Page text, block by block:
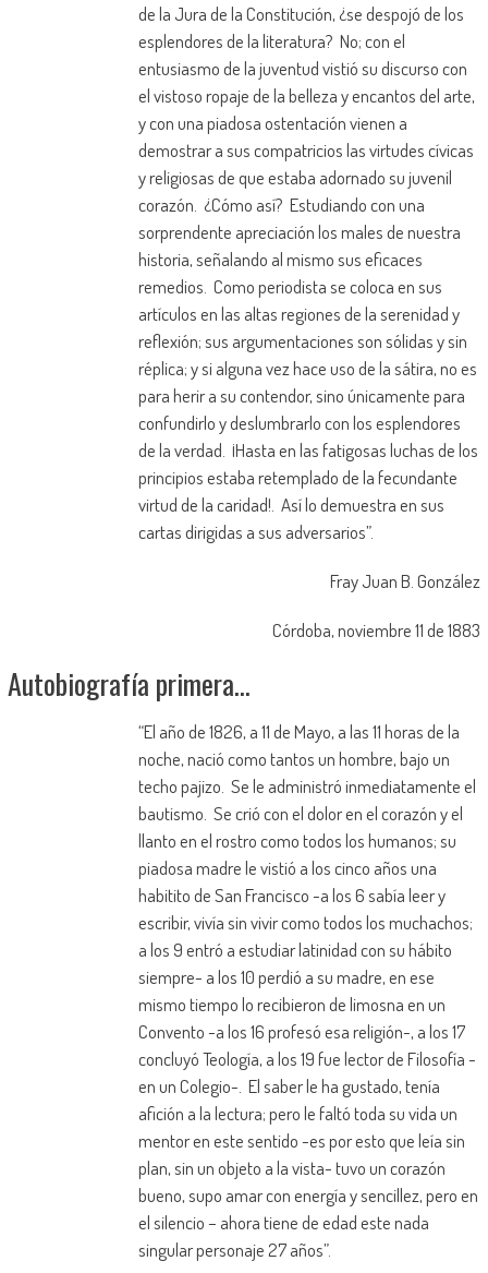
de la Jura de la Constitución, ¿se despojó de los
esplendores de la literatura? No; con el
entusiasmo de la juventud vistió su discurso con
el vistoso ropaje de la belleza y encantos del arte,
y con una piadosa ostentación vienen a
demostrar a sus compatricios las virtudes cívicas
y religiosas de que estaba adornado su juvenil
corazón. ¿Cómo así? Estudiando con una
sorprendente apreciación los males de nuestra
historia, señalando al mismo sus eficaces
remedios. Como periodista se coloca en sus
artículos en las altas regiones de la serenidad y
reflexión; sus argumentaciones son sólidas y sin
réplica; y si alguna vez hace uso de la sátira, no es
para herir a su contendor, sino únicamente para
confundirlo y deslumbrarlo con los esplendores
de la verdad. ¡Hasta en las fatigosas luchas de los
principios estaba retemplado de la fecundante
virtud de la caridad!. Así lo demuestra en sus
cartas dirigidas a sus adversarios”.
Fray Juan B. González
Córdoba, noviembre 11 de 1883
Autobiografía primera…
“El año de 1826, a 11 de Mayo, a las 11 horas de la
noche, nació como tantos un hombre, bajo un
techo pajizo. Se le administró inmediatamente el
bautismo. Se crió con el dolor en el corazón y el
llanto en el rostro como todos los humanos; su
piadosa madre le vistió a los cinco años una
habitito de San Francisco -a los 6 sabía leer y
escribir, vivía sin vivir como todos los muchachos;
a los 9 entró a estudiar latinidad con su hábito
siempre- a los 10 perdió a su madre, en ese
mismo tiempo lo recibieron de limosna en un
Convento -a los 16 profesó esa religión-, a los 17
concluyó Teología, a los 19 fue lector de Filosofía -
en un Colegio-. El saber le ha gustado, tenía
afición a la lectura; pero le faltó toda su vida un
mentor en este sentido -es por esto que leía sin
plan, sin un objeto a la vista- tuvo un corazón
bueno, supo amar con energía y sencillez, pero en
el silencio – ahora tiene de edad este nada
singular personaje 27 años”.